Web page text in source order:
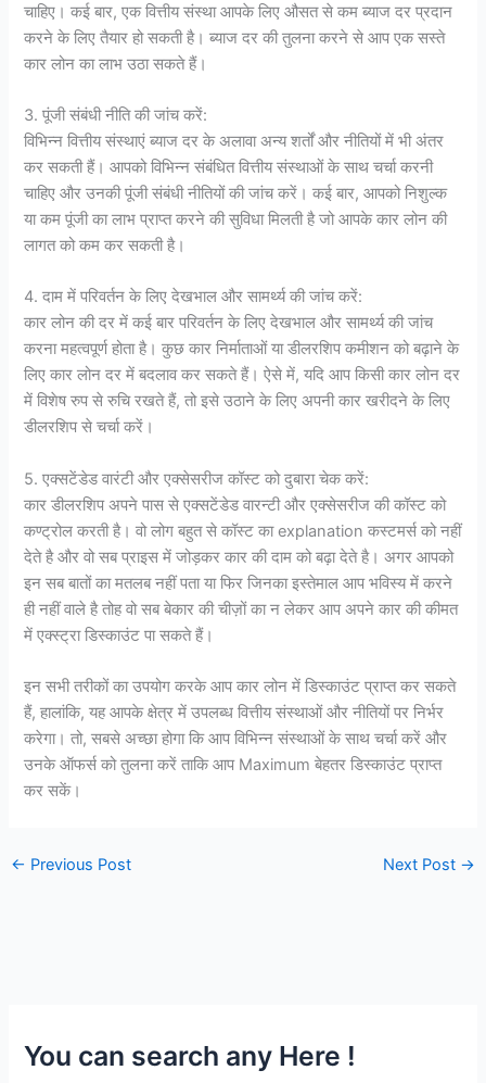
चाहिए। कई बार, एक वित्तीय संस्था आपके लिए औसत से कम ब्याज दर प्रदान
करने के लिए तैयार हो सकती है। ब्याज दर की तुलना करने से आप एक सस्ते
कार लोन का लाभ उठा सकते हैं।
3. पूंजी संबंधी नीति की जांच करें:
विभिन्न वित्तीय संस्थाएं ब्याज दर के अलावा अन्य शर्तों और नीतियों में भी अंतर
कर सकती हैं। आपको विभिन्न संबंधित वित्तीय संस्थाओं के साथ चर्चा करनी
चाहिए और उनकी पूंजी संबंधी नीतियों की जांच करें। कई बार, आपको निशुल्क
या कम पूंजी का लाभ प्राप्त करने की सुविधा मिलती है जो आपके कार लोन की
लागत को कम कर सकती है।
4. दाम में परिवर्तन के लिए देखभाल और सामर्थ्य की जांच करें:
कार लोन की दर में कई बार परिवर्तन के लिए देखभाल और सामर्थ्य की जांच
करना महत्वपूर्ण होता है। कुछ कार निर्माताओं या डीलरशिप कमीशन को बढ़ाने के
लिए कार लोन दर में बदलाव कर सकते हैं। ऐसे में, यदि आप किसी कार लोन दर
में विशेष रुप से रुचि रखते हैं, तो इसे उठाने के लिए अपनी कार खरीदने के लिए
डीलरशिप से चर्चा करें।
5. एक्सटेंडेड वारंटी और एक्सेसरीज कॉस्ट को दुबारा चेक करें:
कार डीलरशिप अपने पास से एक्सटेंडेड वारन्टी और एक्सेसरीज की कॉस्ट को
कण्ट्रोल करती है। वो लोग बहुत से कॉस्ट का explanation कस्टमर्स को नहीं
देते है और वो सब प्राइस में जोड़कर कार की दाम को बढ़ा देते है। अगर आपको
इन सब बातों का मतलब नहीं पता या फिर जिनका इस्तेमाल आप भविस्य में करने
ही नहीं वाले है तोह वो सब बेकार की चीज़ों का न लेकर आप अपने कार की कीमत
में एक्स्ट्रा डिस्काउंट पा सकते हैं।
इन सभी तरीकों का उपयोग करके आप कार लोन में डिस्काउंट प्राप्त कर सकते
हैं, हालांकि, यह आपके क्षेत्र में उपलब्ध वित्तीय संस्थाओं और नीतियों पर निर्भर
करेगा। तो, सबसे अच्छा होगा कि आप विभिन्न संस्थाओं के साथ चर्चा करें और
उनके ऑफर्स को तुलना करें ताकि आप Maximum बेहतर डिस्काउंट प्राप्त
कर सकें।
← Previous Post Next Post →
You can search any Here !